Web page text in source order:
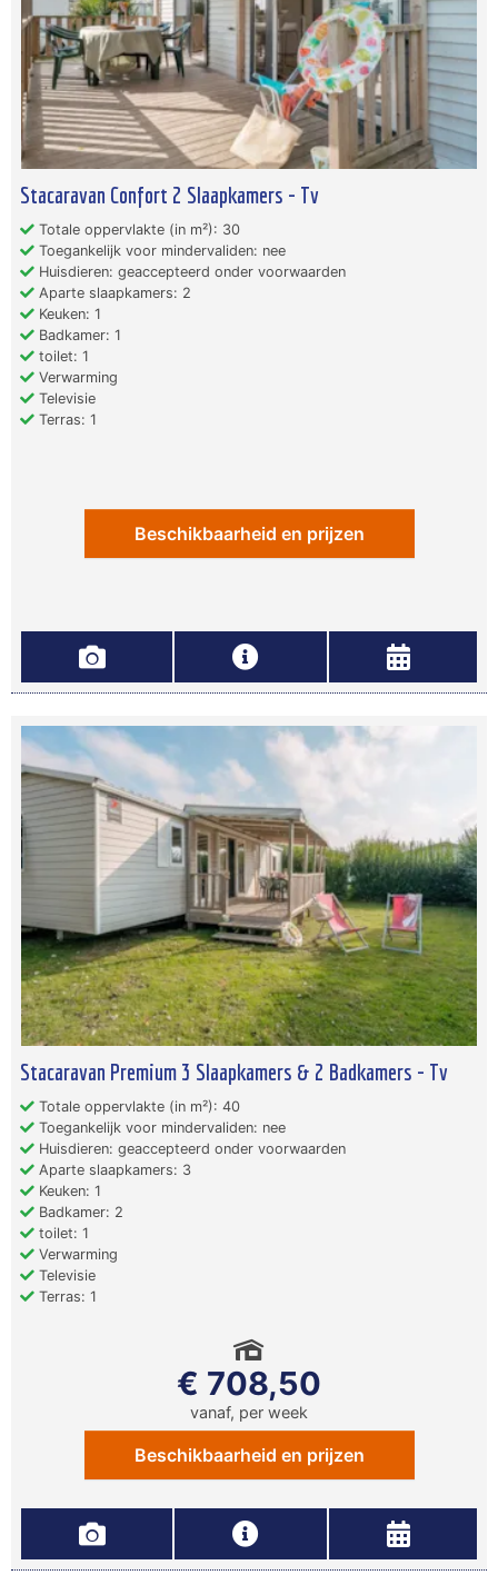
Stacaravan Confort 2 Slaapkamers - Tv
Totale oppervlakte (in m²): 30
Toegankelijk voor mindervaliden: nee
Huisdieren: geaccepteerd onder voorwaarden
Aparte slaapkamers: 2
Keuken: 1
Badkamer: 1
toilet: 1
Verwarming
Televisie
Terras: 1
Beschikbaarheid en prijzen
Stacaravan Premium 3 Slaapkamers & 2 Badkamers - Tv
Totale oppervlakte (in m²): 40
Toegankelijk voor mindervaliden: nee
Huisdieren: geaccepteerd onder voorwaarden
Aparte slaapkamers: 3
Keuken: 1
Badkamer: 2
toilet: 1
Verwarming
Televisie
Terras: 1
€ 708,50
vanaf, per week
Beschikbaarheid en prijzen